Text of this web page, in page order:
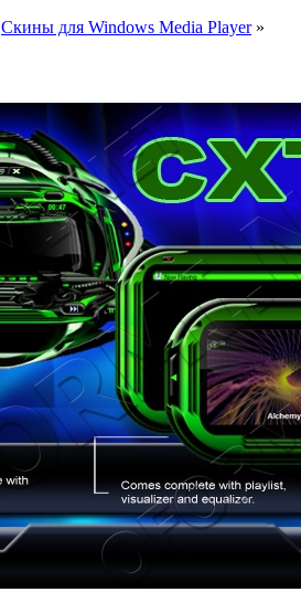
Скины для Windows Media Player»